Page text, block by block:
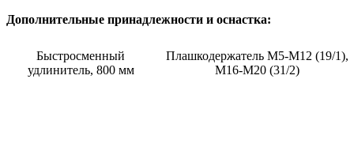
Дополнительные принадлежности и оснастка:
Быстросменный
удлинитель, 800 мм
Плашкодержатель М5-М12 (19/1),
М16-М20 (31/2)